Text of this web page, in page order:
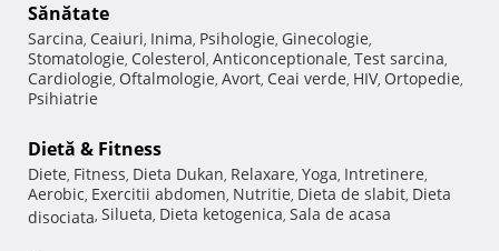
Sănătate
Sarcina, Ceaiuri, Inima, Psihologie, Ginecologie,
Stomatologie, Colesterol, Anticonceptionale, Test sarcina,
Cardiologie, Oftalmologie, Avort, Ceai verde, HIV, Ortopedie,
Psihiatrie
Dietă & Fitness
Diete, Fitness, Dieta Dukan, Relaxare, Yoga, Intretinere,
Aerobic, Exercitii abdomen, Nutritie, Dieta de slabit, Dieta
disociata, Silueta, Dieta ketogenica, Sala de acasa